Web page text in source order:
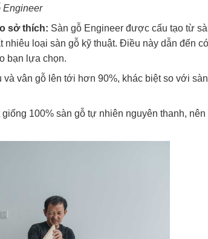
Engineer
sở thích: Sàn gỗ Engineer được cấu tạo từ
loại sàn gỗ kỹ thuật. Điều này dẫn đến
bạn lựa chọn.
và vân gỗ lên tới hơn 90%, khác biệt so với
100% sàn gỗ tự nhiên nguyên thanh, nên